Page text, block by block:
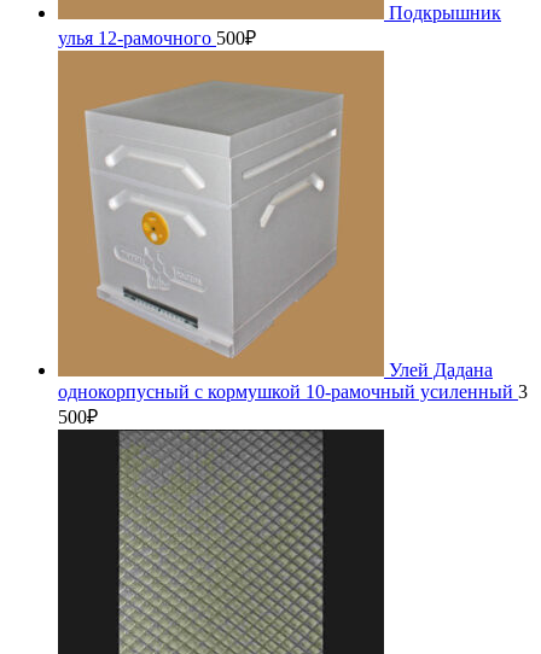
Подкрышник
улья 12-рамочного 500₽
Улей Дадана
однокорпусный с кормушкой 10-рамочный усиленный 3
500₽